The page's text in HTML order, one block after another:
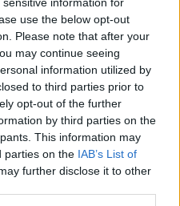
use the below opt-out
Please note that after your
may continue seeing
information utilized by
to third parties prior to
opt-out of the further
by third parties on the
This information may
parties on the IAB’s List of
further disclose it to other
tiri dal dischetto in
non è una delle
: sono i friulani
aver ricevuto il
in queste prime
tre nell’ultima gara
il VAR
rappresenti uno
la